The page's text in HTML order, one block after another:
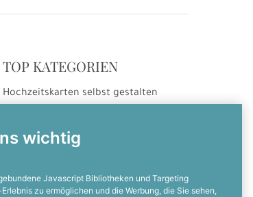
wichtig
Javascript Bibliotheken und Targeting
zu ermöglichen und die Werbung, die Sie sehen,
TOP KATEGORIEN
Hochzeitskarten selbst gestalten
Einladungskarten selbst gestalten